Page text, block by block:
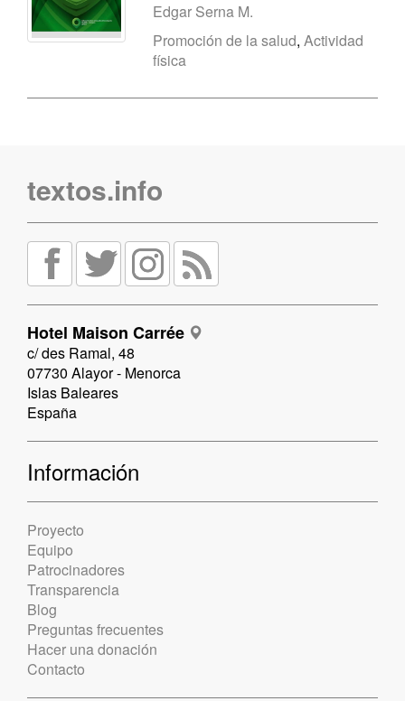
Edgar Serna M.
Promoción de la salud,Actividad
física
textos.info
Hotel Maison Carrée
c/ des Ramal, 48
07730 Alayor - Menorca
Islas Baleares
España
Información
Proyecto
Equipo
Patrocinadores
Transparencia
Blog
Preguntas frecuentes
Hacer una donación
Contacto